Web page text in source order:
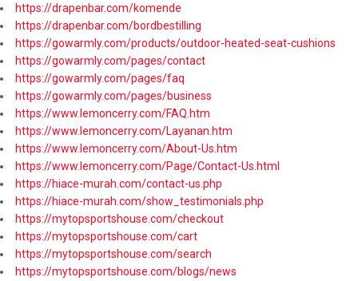
https://drapenbar.com/komende
https://drapenbar.com/bordbestilling
https://gowarmly.com/products/outdoor-heated-seat-cushions
https://gowarmly.com/pages/contact
https://gowarmly.com/pages/faq
https://gowarmly.com/pages/business
https://www.lemoncerry.com/FAQ.htm
https://www.lemoncerry.com/Layanan.htm
https://www.lemoncerry.com/About-Us.htm
https://www.lemoncerry.com/Page/Contact-Us.html
https://hiace-murah.com/contact-us.php
https://hiace-murah.com/show_testimonials.php
https://mytopsportshouse.com/checkout
https://mytopsportshouse.com/cart
https://mytopsportshouse.com/search
https://mytopsportshouse.com/blogs/news